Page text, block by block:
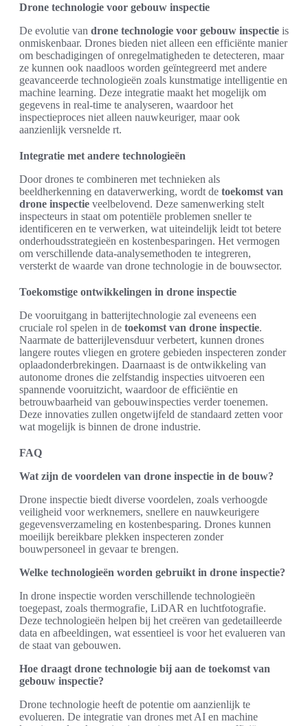
Drone technologie voor gebouw inspectie
De evolutie van drone technologie voor gebouw inspectie is
onmiskenbaar. Drones bieden niet alleen een efficiënte manier
om beschadigingen of onregelmatigheden te detecteren, maar
ze kunnen ook naadloos worden geïntegreerd met andere
geavanceerde technologieën zoals kunstmatige intelligentie en
machine learning. Deze integratie maakt het mogelijk om
gegevens in real-time te analyseren, waardoor het
inspectieproces niet alleen nauwkeuriger, maar ook
aanzienlijk versnelde rt.
Integratie met andere technologieën
Door drones te combineren met technieken als
beeldherkenning en dataverwerking, wordt de toekomst van
drone inspectie veelbelovend. Deze samenwerking stelt
inspecteurs in staat om potentiële problemen sneller te
identificeren en te verwerken, wat uiteindelijk leidt tot betere
onderhoudsstrategieën en kostenbesparingen. Het vermogen
om verschillende data-analysemethoden te integreren,
versterkt de waarde van drone technologie in de bouwsector.
Toekomstige ontwikkelingen in drone inspectie
De vooruitgang in batterijtechnologie zal eveneens een
cruciale rol spelen in de toekomst van drone inspectie.
Naarmate de batterijlevensduur verbetert, kunnen drones
langere routes vliegen en grotere gebieden inspecteren zonder
oplaadonderbrekingen. Daarnaast is de ontwikkeling van
autonome drones die zelfstandig inspecties uitvoeren een
spannende vooruitzicht, waardoor de efficiëntie en
betrouwbaarheid van gebouwinspecties verder toenemen.
Deze innovaties zullen ongetwijfeld de standaard zetten voor
wat mogelijk is binnen de drone industrie.
FAQ
Wat zijn de voordelen van drone inspectie in de bouw?
Drone inspectie biedt diverse voordelen, zoals verhoogde
veiligheid voor werknemers, snellere en nauwkeurigere
gegevensverzameling en kostenbesparing. Drones kunnen
moeilijk bereikbare plekken inspecteren zonder
bouwpersoneel in gevaar te brengen.
Welke technologieën worden gebruikt in drone inspectie?
In drone inspectie worden verschillende technologieën
toegepast, zoals thermografie, LiDAR en luchtfotografie.
Deze technologieën helpen bij het creëren van gedetailleerde
data en afbeeldingen, wat essentieel is voor het evalueren van
de staat van gebouwen.
Hoe draagt drone technologie bij aan de toekomst van
gebouw inspectie?
Drone technologie heeft de potentie om aanzienlijk te
evolueren. De integratie van drones met AI en machine